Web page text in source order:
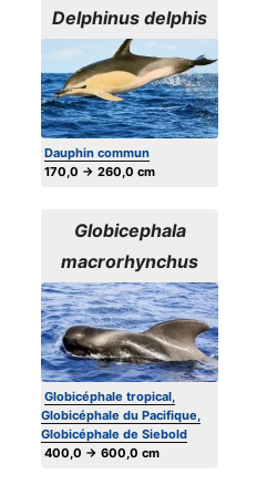
Delphinus delphis
Dauphin commun
170,0 → 260,0 cm
Globicephala
macrorhynchus
Globicéphale tropical,
Globicéphale du Pacifique,
Globicéphale de Siebold
400,0 → 600,0 cm